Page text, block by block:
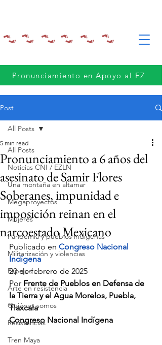
Pronunciamiento en Apoyo al EZ
Post
All Posts
Noticias CNI / EZLN
Una montaña en altamar
Megaproyectos
Mujeres
Pandemia y pueblos indígenas
Militarización y violencias
Espejos
Arte en resistencia
Quiénes somos
Resistencias
Tren Maya
All Posts
Pronunciamiento a 6 años del
asesinato de Samir Flores
Soberanes, impunidad e
imposición reinan en el
narcoestado Mexicano
5 min read
Publicado en Congreso Nacional
Indígena
20 de febrero de 2025
Por Frente de Pueblos en Defensa de
la Tierra y el Agua Morelos, Puebla,
Tlaxcala
Congreso Nacional Indígena